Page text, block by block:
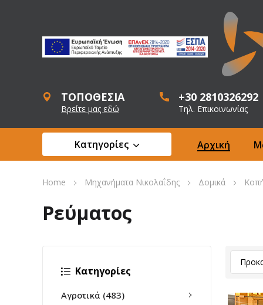
ΤΟΠΟΘΕΣΙΑ
Βρείτε μας εδώ
+30 2810326292
Τηλ. Επικοινωνίας
Κατηγορίες Αρχική
Home Μηχανήματα Νικολαΐδης Δομικά
Ρεύματος
Κατηγορίες
Αγροτικά (483)